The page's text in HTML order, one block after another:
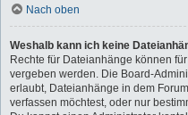
Nach oben
Weshalb kann ich keine
Rechte für Dateianhänge können
vergeben werden. Die Board-
erlaubt, Dateianhänge in dem
verfassen möchtest, oder nur